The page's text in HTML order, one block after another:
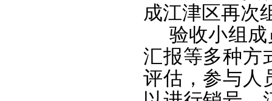
成江津区再次
验收小组
汇报等多种方
评估，参与人